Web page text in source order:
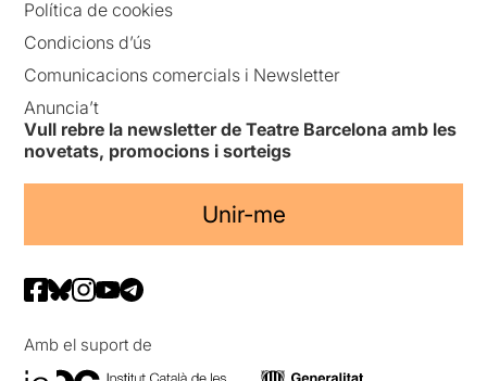
Política de cookies
Condicions d’ús
Comunicacions comercials i Newsletter
Anuncia’t
Vull rebre la newsletter de Teatre Barcelona amb les
novetats, promocions i sorteigs
Unir-me
Amb el suport de